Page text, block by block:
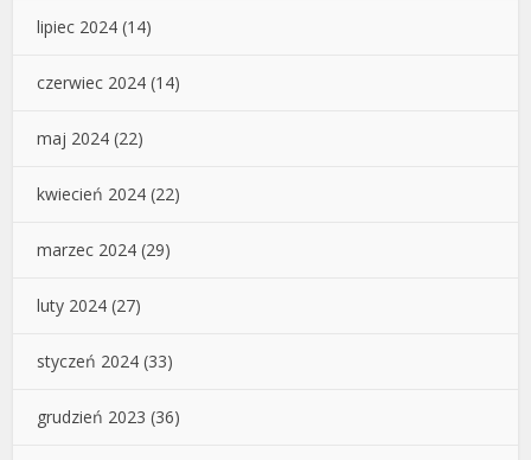
lipiec 2024 (14)
czerwiec 2024 (14)
maj 2024 (22)
kwiecień 2024 (22)
marzec 2024 (29)
luty 2024 (27)
styczeń 2024 (33)
grudzień 2023 (36)